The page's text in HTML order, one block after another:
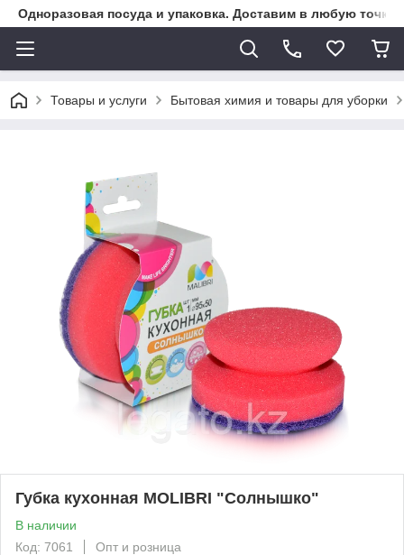
Одноразовая посуда и упаковка. Доставим в любую точку
Товары и услуги Бытовая химия и товары для уборки
Губка кухонная MOLIBRI "Солнышко"
В наличии
Код: 7061
Опт и розница